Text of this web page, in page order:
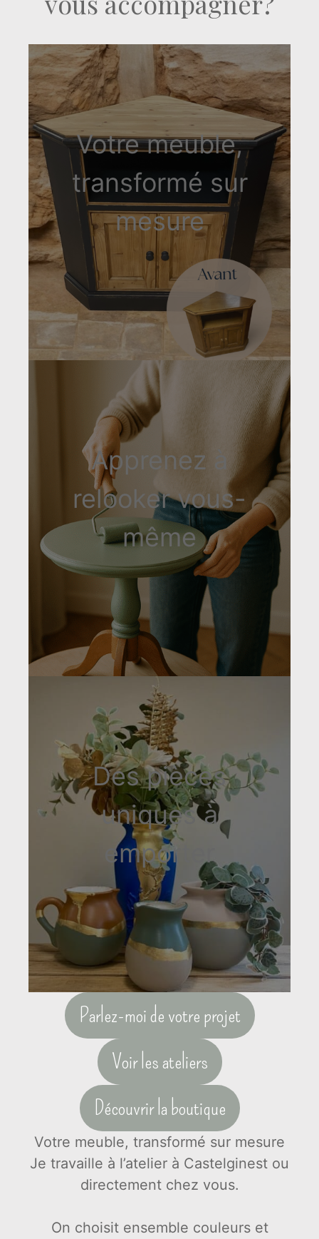
Votre meuble,
transformé sur
mesure
Apprenez à
relooker vous-
même
Des pièces
uniques à
emporter
Parlez-moi de votre projet
Voir les ateliers
Découvrir la boutique
Votre meuble, transformé sur mesure
Je travaille à l’atelier à Castelginest ou
directement chez vous.
On choisit ensemble couleurs et